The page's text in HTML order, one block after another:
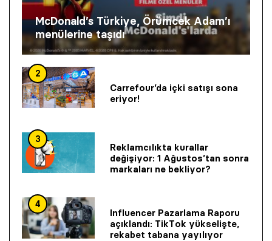
McDonald’s Türkiye, Örümcek Adam’ı
menülerine taşıdı
2
Carrefour’da içki satışı sona
eriyor!
3
Reklamcılıkta kurallar
değişiyor: 1 Ağustos’tan sonra
markaları ne bekliyor?
4
Influencer Pazarlama Raporu
açıklandı: TikTok yükselişte,
rekabet tabana yayılıyor